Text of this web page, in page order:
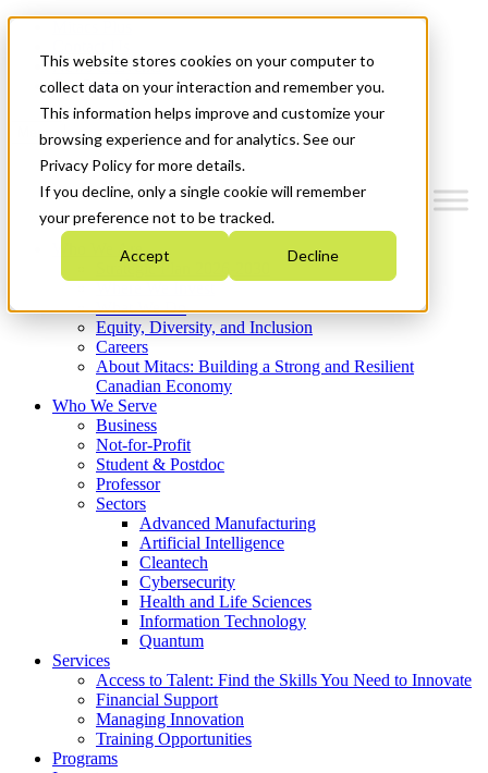
This website stores cookies on your computer to
collect data on your interaction and remember you.
This information helps improve and customize your
browsing experience and for analytics. See our
Privacy Policy for more details.
If you decline, only a single cookie will remember
your preference not to be tracked.
Accept Decline
News & Events
Get Started
Menu
Who We Are
Strategic Plan 2026-2030
What We Do
Equity, Diversity, and Inclusion
Careers
About Mitacs: Building a Strong and Resilient
Canadian Economy
Who We Serve
Business
Not-for-Profit
Student & Postdoc
Professor
Sectors
Advanced Manufacturing
Artificial Intelligence
Cleantech
Cybersecurity
Health and Life Sciences
Information Technology
Quantum
Services
Access to Talent: Find the Skills You Need to Innovate
Financial Support
Managing Innovation
Training Opportunities
Programs